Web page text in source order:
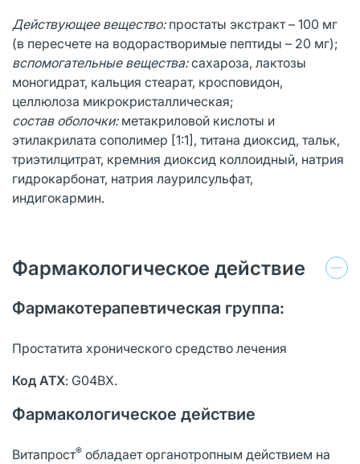
Действующее вещество: простаты экстракт – 100 мг
(в пересчете на водорастворимые пептиды – 20 мг);
вспомогательные вещества:сахароза, лактозы
моногидрат, кальция стеарат, кросповидон,
целлюлоза микрокристаллическая;
состав оболочки: метакриловой кислоты и
этилакрилата сополимер [1:1], титана диоксид, тальк,
триэтилцитрат, кремния диоксид коллоидный, натрия
гидрокарбонат, натрия лаурилсульфат,
индигокармин.
Фармакологическое действие
Фармакотерапевтическая группа:
Простатита хронического средство лечения
Код АТХ: G04BX.
Фармакологическое действие
Витапрост® обладает органотропным действием на